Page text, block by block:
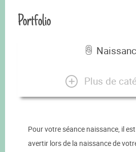
Portfolio
Plus de
Pour votre séance naissance, il
avertir lors de la naissance de